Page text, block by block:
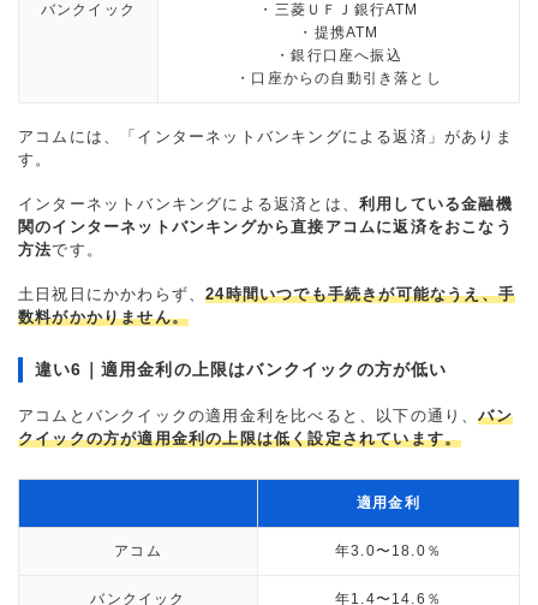
バンクイック
・三菱ＵＦＪ銀行ATM
・提携ATM
・銀行口座へ振込
・口座からの自動引き落とし
アコムには、「インターネットバンキングによる返済」がありま
す。
インターネットバンキングによる返済とは、 利用している金融機
関のインターネットバンキングから直接アコムに返済をおこなう
方法です。
土日祝日にかかわらず、24時間いつでも手続きが可能なうえ、手
数料がかかりません。
違い6｜適用金利の上限はバンクイックの方が低い
アコムとバンクイックの適用金利を比べると、以下の通り、バン
クイックの方が適用金利の上限は低く設定されています。
適用金利
アコム 年3.0〜18.0％
バンクイック 年1.4〜14.6％